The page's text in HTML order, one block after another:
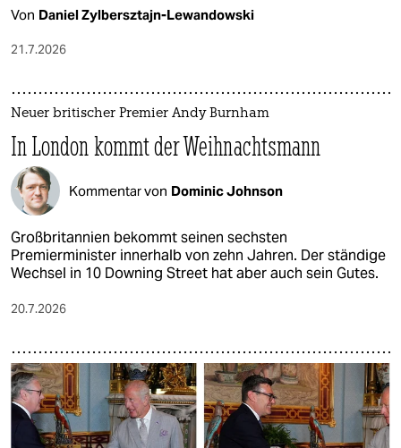
Von Daniel Zylbersztajn-Lewandowski
21.7.2026
Neuer britischer Premier Andy Burnham
In London kommt der Weihnachtsmann
Kommentar von Dominic Johnson
Großbritannien bekommt seinen sechsten
Premierminister innerhalb von zehn Jahren. Der ständige
Wechsel in 10 Downing Street hat aber auch sein Gutes.
20.7.2026